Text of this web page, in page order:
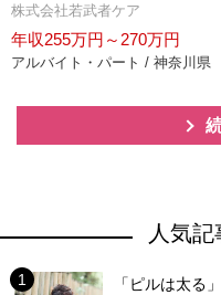
株式会社若武者ケア
年収255万円～270万円
アルバイト・パート / 神奈川県
人気
「ピルは太る